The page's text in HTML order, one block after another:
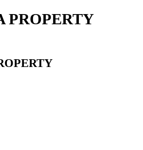
PROPERTY